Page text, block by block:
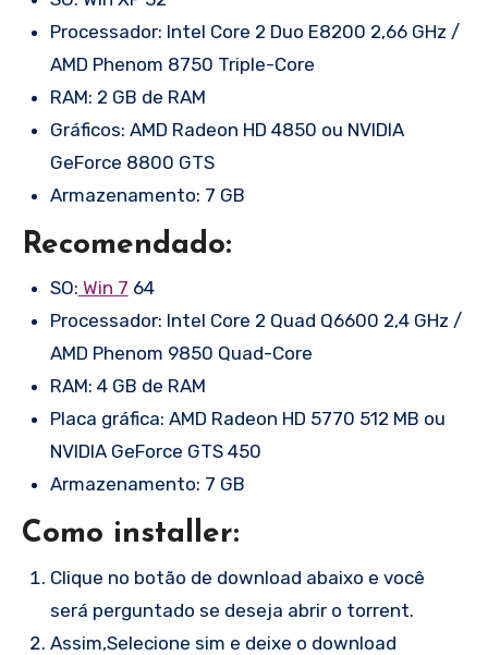
Processador: Intel Core 2 Duo E8200 2,66 GHz /
AMD Phenom 8750 Triple-Core
RAM: 2 GB de RAM
Gráficos: AMD Radeon HD 4850 ou NVIDIA
GeForce 8800 GTS
Armazenamento: 7 GB
Recomendado:
SO: Win 7 64
Processador: Intel Core 2 Quad Q6600 2,4 GHz /
AMD Phenom 9850 Quad-Core
RAM: 4 GB de RAM
Placa gráfica: AMD Radeon HD 5770 512 MB ou
NVIDIA GeForce GTS 450
Armazenamento: 7 GB
Como installer:
Clique no botão de download abaixo e você
será perguntado se deseja abrir o torrent.
Assim,Selecione sim e deixe o download